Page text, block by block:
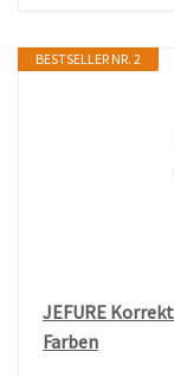
BESTSELLER NR. 2
JEFURE
Farben